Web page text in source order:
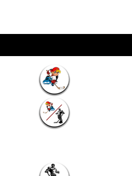
О бренде HockeyMAN
Доставка и оплата
Франчайзинг